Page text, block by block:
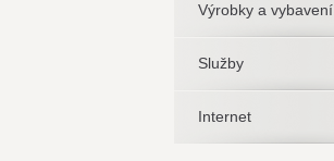
Výrobky a vybavení
Služby
Internet